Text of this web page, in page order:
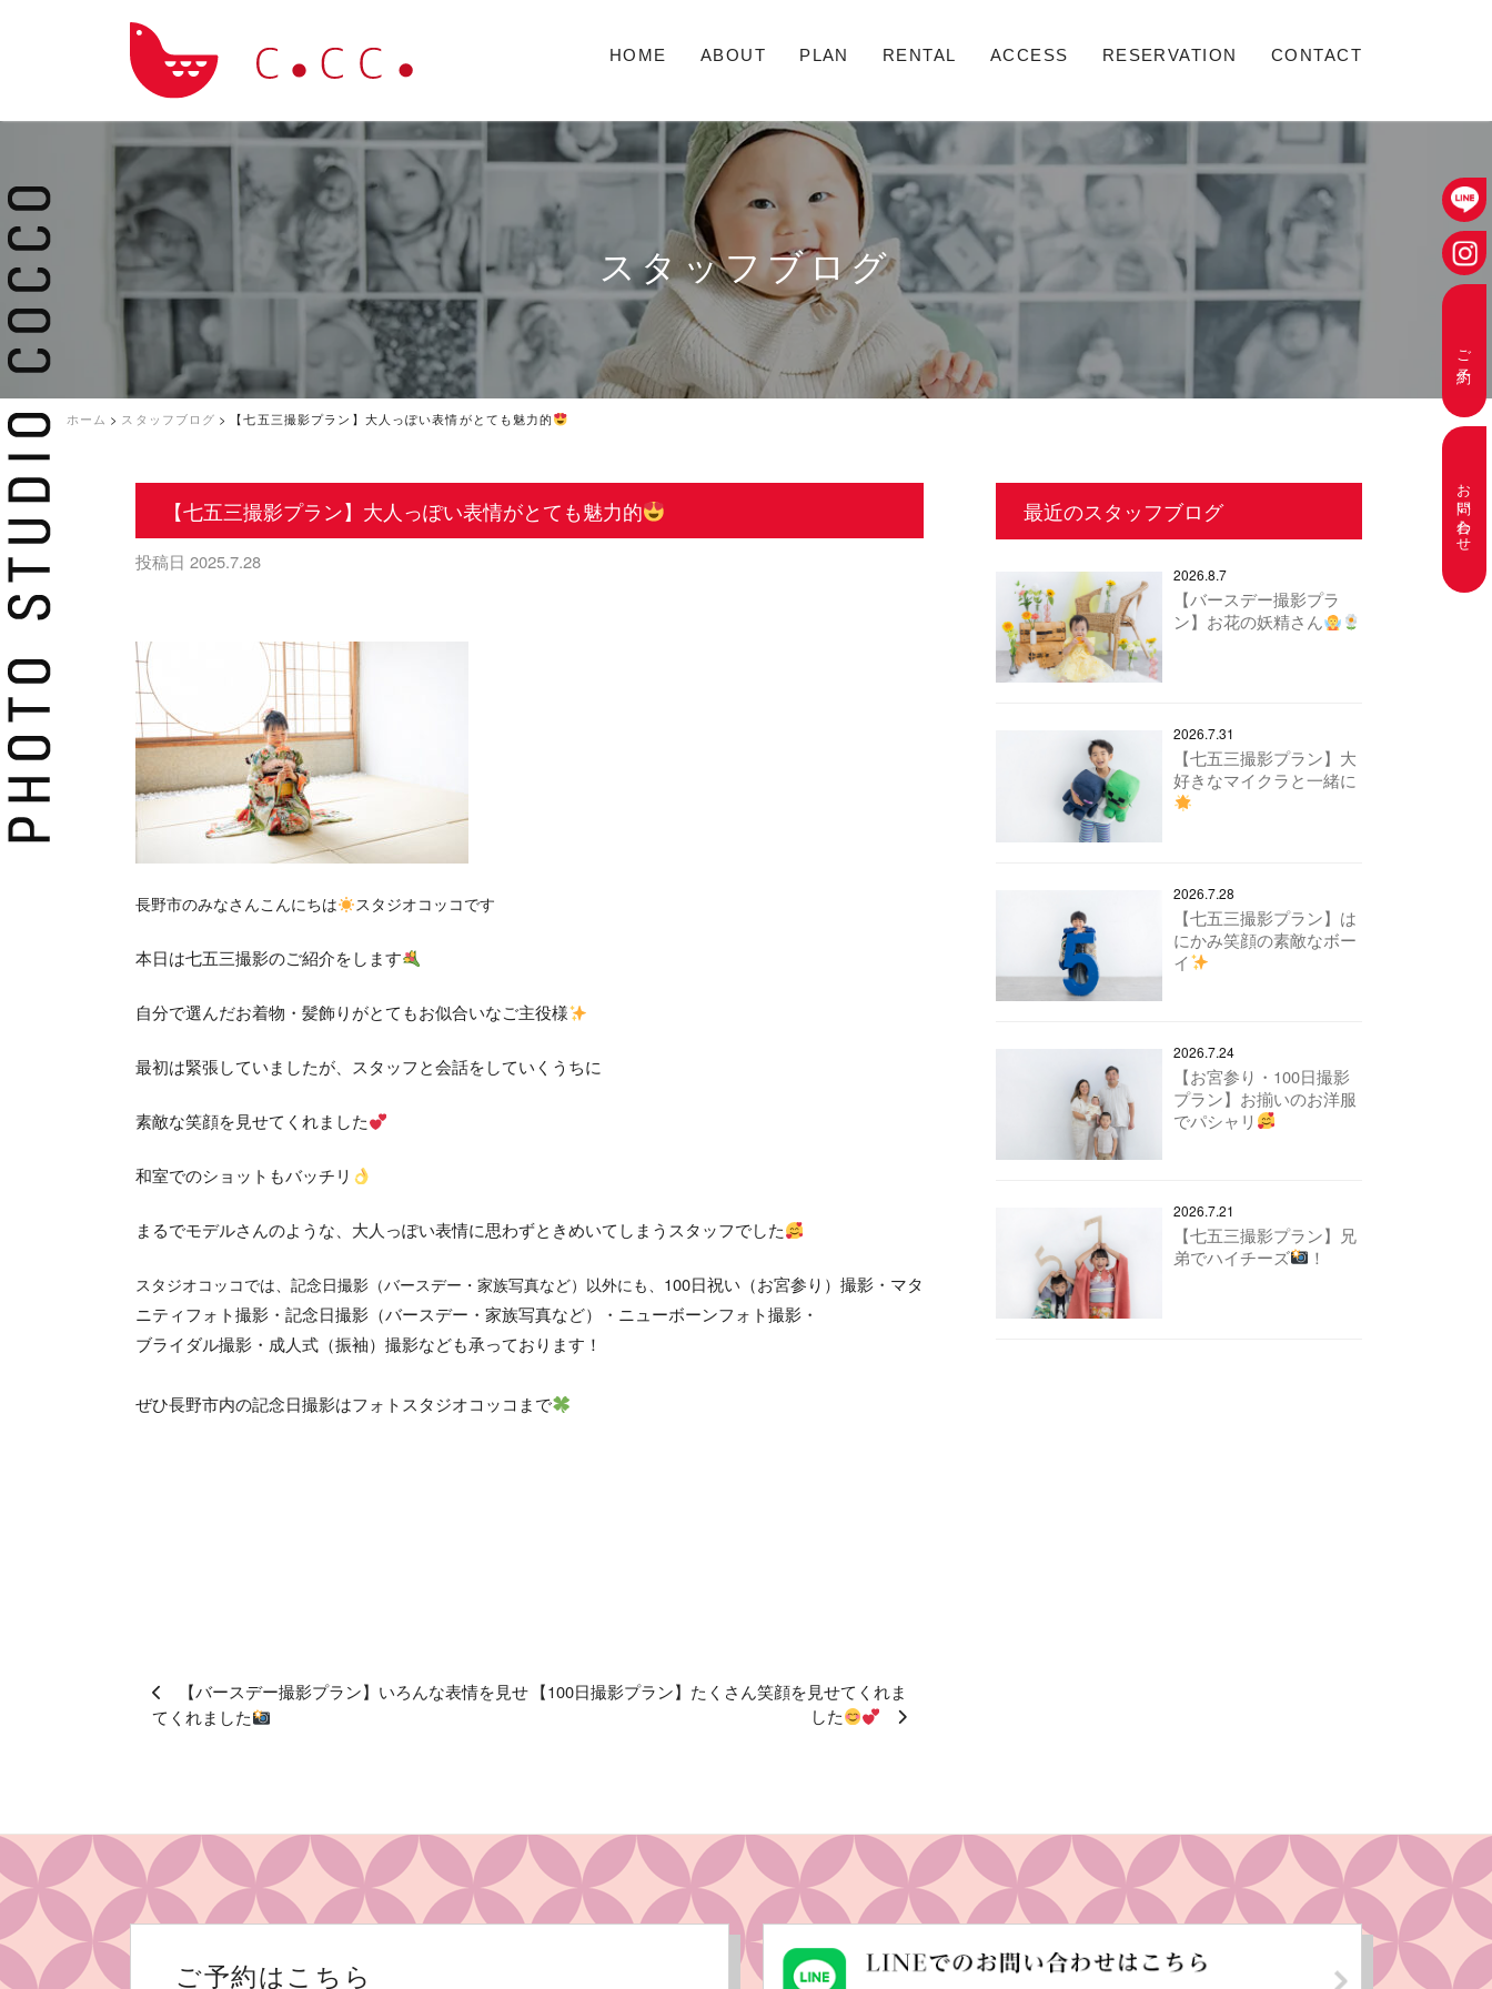
HOME ABOUT PLAN RENTAL ACCESS RESERVATION CONTACT
スタッフブログ
ホーム > スタッフブログ > 【七五三撮影プラン】大人っぽい表情がとても魅力的
【七五三撮影プラン】大人っぽい表情がとても魅力的
投稿日 2025.7.28
長野市のみなさんこんにちは スタジオコッコです
本日は七五三撮影のご紹介をします
自分で選んだお着物・髪飾りがとてもお似合いなご主役様
最初は緊張していましたが、スタッフと会話をしていくうちに
素敵な笑顔を見せてくれました
和室でのショットもバッチリ
まるでモデルさんのような、大人っぽい表情に思わずときめいてしまうスタッフでした
スタジオコッコでは、 記念日撮影（バースデー・家族写真など） 以外にも、 100日祝い（お宮参り）撮影・マタ
ニティフォト撮影・記念日撮影（バースデー・家族写真など）・ニューボーンフォト撮影・
ブライダル撮影・成人式（振袖）撮影なども承っております！
ぜひ長野市内の記念日撮影はフォトスタジオコッコまで
【バースデー撮影プラン】いろんな表情を見せ
てくれました
【100日撮影プラン】たくさん笑顔を見せてくれま
した
最近のスタッフブログ
2026.8.7
【バースデー撮影プラ
ン】お花の妖精さん
2026.7.31
【七五三撮影プラン】大
好きなマイクラと一緒に
2026.7.28
【七五三撮影プラン】は
にかみ笑顔の素敵なボー
イ
2026.7.24
【お宮参り・100日撮影
プラン】お揃いのお洋服
でパシャリ
2026.7.21
【七五三撮影プラン】兄
弟でハイチーズ
！
ご予約
お問い合わせ
ご予約はこちら